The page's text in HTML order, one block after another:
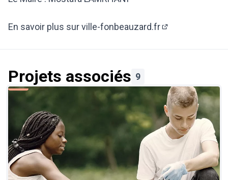
En savoir plus sur ville-fonbeauzard.fr
Projets associés 9